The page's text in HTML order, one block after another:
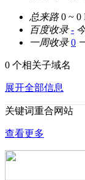
总来路 0 ~ 0
百度收录 -
一周收录 0
0 个相关子域名
展开全部信息
关键词重合网站
查看更多